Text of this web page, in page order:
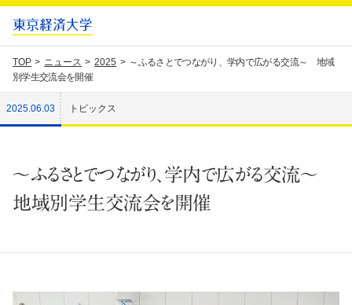
TOP ニュース 2025
～ふるさとでつながり、学内で広がる交流～ 地域
別学生交流会を開催
2025.06.03 トピックス
～ふるさとでつながり、学内で広がる交流～
地域別学生交流会を開催